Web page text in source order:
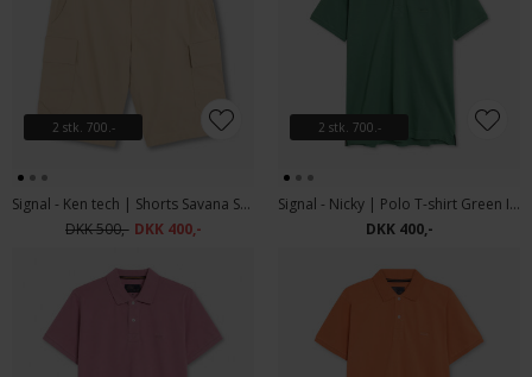
2 stk. 700.-
Signal - Ken tech | Shorts Savana Sand
DKK 500,- DKK 400,-
2 stk. 700.-
Signal - Nicky | Polo T-shirt Green Ivy
DKK 400,-